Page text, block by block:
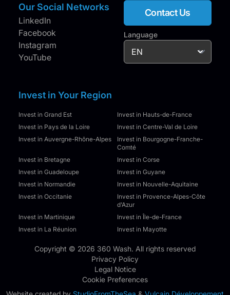
Our Social Networks
LinkedIn
Facebook
Instagram
YouTube
Contact Us
Language
Invest in Your Region
Invest in Grand Est
Invest in Hauts-de-France
Invest in Pays de la Loire
Invest in Centre-Val de Loire
Invest in Auvergne-Rhône-Alpes
Invest in Bourgogne-Franche-
Comté
Invest in Bretagne
Invest in Corse
Invest in Guadeloupe
Invest in Guyane
Invest in Normandie
Invest in Nouvelle-Aquitaine
Invest in Occitanie
Invest in Provence-Alpes-Côte
d'Azur
Invest in Martinique
Invest in Île-de-France
Invest in La Réunion
Invest in Mayotte
Copyright © 2026 360 Wash. All rights reserved
Privacy Policy
Legal Notice
Cookie Preferences